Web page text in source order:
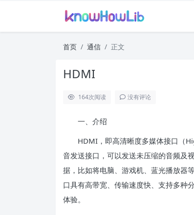
首页 通信 正文
HDMI
164次阅读 没有评论
一、介绍
HDMI，即高清晰度多媒体接口（
音发送接口，可以发送未压缩的音频及
据，比如将电脑、游戏机、蓝光播放器
口具有高带宽、传输速度快、支持多种
体验。